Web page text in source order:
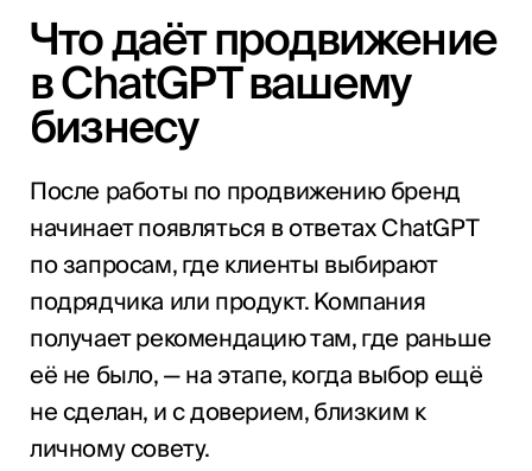
Что даёт продвижение
в ChatGPT вашему
бизнесу
После работы по продвижению бренд
начинает появляться в ответах ChatGPT
по запросам, где клиенты выбирают
подрядчика или продукт. Компания
получает рекомендацию там, где раньше
её не было, — на этапе, когда выбор ещё
не сделан, и с доверием, близким к
личному совету.